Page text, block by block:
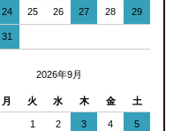
24 25 26 27 28 29
31
2026年9月
月 火 水 木 金 土
1 2 3 4 5